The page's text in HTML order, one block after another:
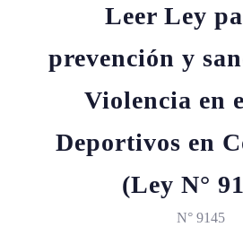
Leer Ley
prevención y
Violencia en
Deportivos en
(Ley N°
N° 9145